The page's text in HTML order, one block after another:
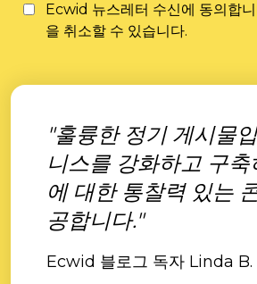
Ecwid 뉴스레터 수신에 동의합
을 취소할 수 있습니다.
"훌륭한 정기 게시물
니스를 강화하고 구
에 대한 통찰력 있는
공합니다."
Ecwid 블로그 독자 Linda B.